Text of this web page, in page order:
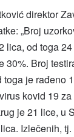
direktor
„Broj
lica, od toga
30%. Broj
je rađeno
kovid 19
je 21 lice, u
Izlečenih,